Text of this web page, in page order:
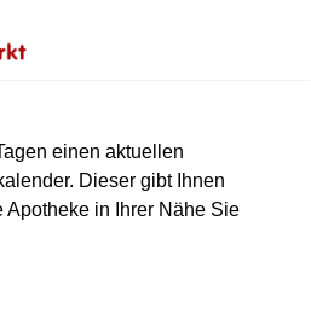
einen aktuellen
Dieser gibt Ihnen
Apotheke in Ihrer Nähe Sie